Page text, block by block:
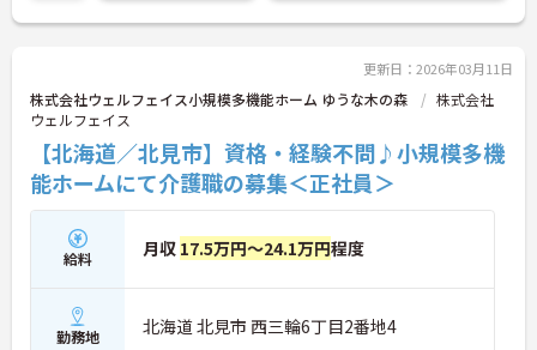
更新日：2026年03月11日
株式会社ウェルフェイス小規模多機能ホーム ゆうな木の森
株式会社
ウェルフェイス
【北海道／北見市】資格・経験不問♪小規模多機
能ホームにて介護職の募集＜正社員＞
給料 月収 17.5万円～24.1万円程度
勤務地 北海道 北見市 西三輪6丁目2番地4